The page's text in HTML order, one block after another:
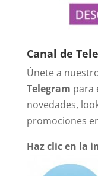
Canal de
Únete a
Telegram para
novedades,
promociones
Haz clic en la